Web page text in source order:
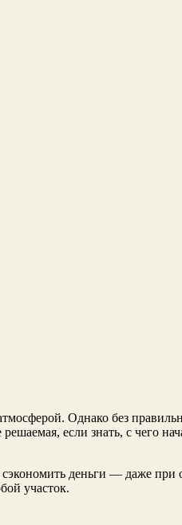
Однако без
если знать, с чего
деньги — даже при
участок.